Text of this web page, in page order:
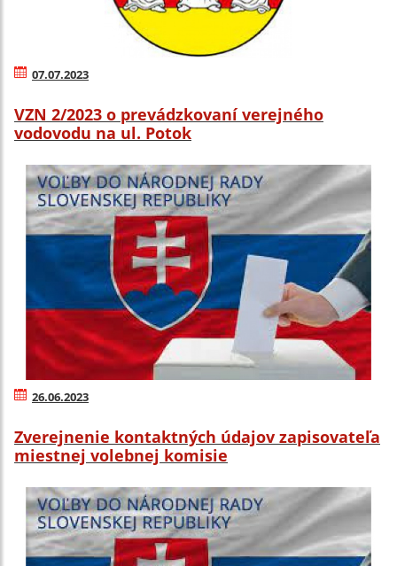
07.07.2023
VZN 2/2023 o prevádzkovaní verejného
vodovodu na ul. Potok
26.06.2023
Zverejnenie kontaktných údajov zapisovateľa
miestnej volebnej komisie